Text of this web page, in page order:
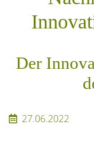
Der
27.06.2022